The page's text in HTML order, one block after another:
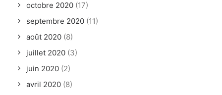
octobre 2020 (17)
septembre 2020 (11)
août 2020 (8)
juillet 2020 (3)
juin 2020 (2)
avril 2020 (8)